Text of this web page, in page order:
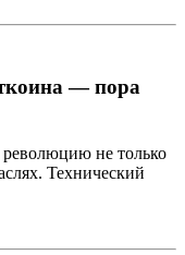
— пора
не только
Технический